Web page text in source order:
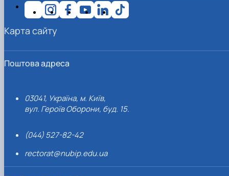
Поштова адреса
03041, Україна, м. Київ,
вул. Героїв Оборони, буд. 15.
(044) 527-82-42
rectorat@nubip.edu.ua
Карта сайту